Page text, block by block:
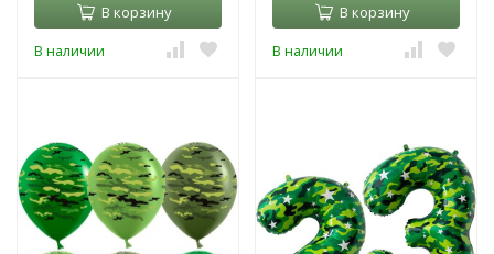
В корзину
В наличии
В корзину
В наличии